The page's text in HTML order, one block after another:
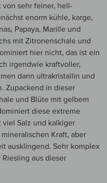
von sehr feiner, hell-
enorm kühle, karge,
Papaya, Marille und
mit Zitronenschale und
hier nicht, das ist ein
irgendwie kraftvoller,
dann ultrakristallin und
Zupackend in dieser
und Blüte mit gelbem
diese extreme
viel Salz und kalkiger
Kraft, aber
ausklingend. Sehr komplex
aus dieser